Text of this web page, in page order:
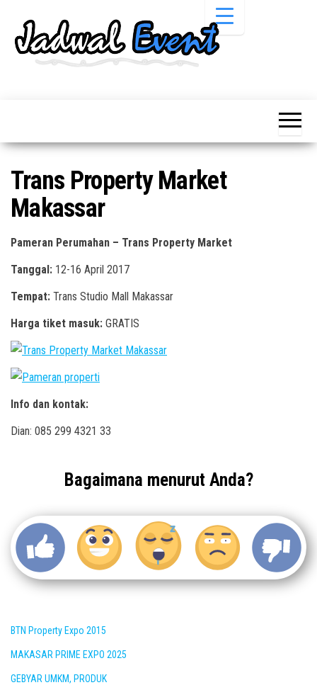
Pameran,
Acara &
Promo
Pameran,
Bazaar,
Workshop,
Trans Property Market
Makassar
Pameran Perumahan – Trans Property Market
Tanggal: 12-16 April 2017
Tempat: Trans Studio Mall Makassar
Harga tiket masuk: GRATIS
Info dan kontak:
Dian: 085 299 4321 33
Bagaimana menurut Anda?
BTN Property Expo 2015
MAKASAR PRIME EXPO 2025
GEBYAR UMKM, PRODUK